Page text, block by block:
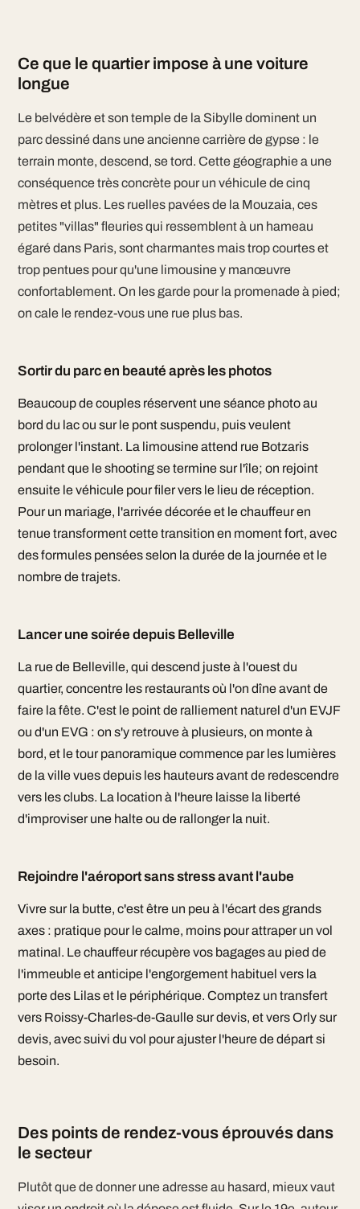
Ce que le quartier impose à une voiture
longue
Le belvédère et son temple de la Sibylle dominent un
parc dessiné dans une ancienne carrière de gypse : le
terrain monte, descend, se tord. Cette géographie a une
conséquence très concrète pour un véhicule de cinq
mètres et plus. Les ruelles pavées de la Mouzaia, ces
petites "villas" fleuries qui ressemblent à un hameau
égaré dans Paris, sont charmantes mais trop courtes et
trop pentues pour qu'une limousine y manœuvre
confortablement. On les garde pour la promenade à pied;
on cale le rendez-vous une rue plus bas.
Sortir du parc en beauté après les photos
Beaucoup de couples réservent une séance photo au
bord du lac ou sur le pont suspendu, puis veulent
prolonger l'instant. La limousine attend rue Botzaris
pendant que le shooting se termine sur l'île; on rejoint
ensuite le véhicule pour filer vers le lieu de réception.
Pour un mariage, l'arrivée décorée et le chauffeur en
tenue transforment cette transition en moment fort, avec
des formules pensées selon la durée de la journée et le
nombre de trajets.
Lancer une soirée depuis Belleville
La rue de Belleville, qui descend juste à l'ouest du
quartier, concentre les restaurants où l'on dîne avant de
faire la fête. C'est le point de ralliement naturel d'un EVJF
ou d'un EVG : on s'y retrouve à plusieurs, on monte à
bord, et le tour panoramique commence par les lumières
de la ville vues depuis les hauteurs avant de redescendre
vers les clubs. La location à l'heure laisse la liberté
d'improviser une halte ou de rallonger la nuit.
Rejoindre l'aéroport sans stress avant l'aube
Vivre sur la butte, c'est être un peu à l'écart des grands
axes : pratique pour le calme, moins pour attraper un vol
matinal. Le chauffeur récupère vos bagages au pied de
l'immeuble et anticipe l'engorgement habituel vers la
porte des Lilas et le périphérique. Comptez un transfert
vers Roissy-Charles-de-Gaulle sur devis, et vers Orly sur
devis, avec suivi du vol pour ajuster l'heure de départ si
besoin.
Des points de rendez-vous éprouvés dans
le secteur
Plutôt que de donner une adresse au hasard, mieux vaut